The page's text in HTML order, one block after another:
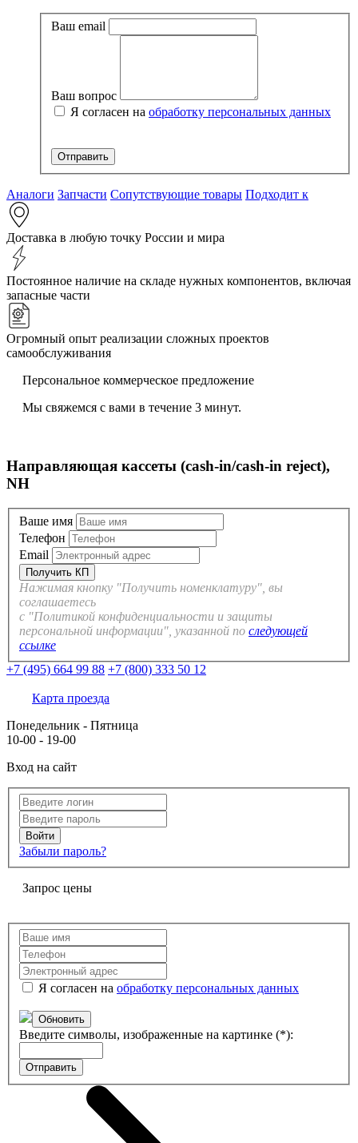
Ваш email
Ваш вопрос
Я согласен на обработку персональных данных
Аналоги Запчасти Сопутствующие товары Подходит к
Доставка в любую точку России и мира
Постоянное наличие на складе нужных компонентов, включая
запасные части
Огромный опыт реализации сложных проектов
самообслуживания
Персональное коммерческое предложение
Мы свяжемся с вами в течение 3 минут.
Направляющая кассеты (cash-in/cash-in reject),
NH
Ваше имя
Телефон
Email
Нажимая кнопку "Получить номенклатуру", вы
соглашаетесь
с "Политикой конфиденциальности и защиты
персональной информации", указанной по следующей
ссылке
+7 (495) 664 99 88 +7 (800) 333 50 12
Карта проезда
Понедельник - Пятница
10-00 - 19-00
Вход на сайт
Забыли пароль?
Запрос цены
Я согласен на обработку персональных данных
Обновить
Введите символы, изображенные на картинке (*):